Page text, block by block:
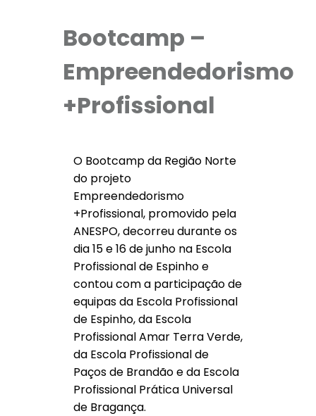
Bootcamp –
Empreendedorismo
+Profissional
O Bootcamp da Região Norte
do projeto
Empreendedorismo
+Profissional, promovido pela
ANESPO, decorreu durante os
dia 15 e 16 de junho na Escola
Profissional de Espinho e
contou com a participação de
equipas da Escola Profissional
de Espinho, da Escola
Profissional Amar Terra Verde,
da Escola Profissional de
Paços de Brandão e da Escola
Profissional Prática Universal
de Bragança.